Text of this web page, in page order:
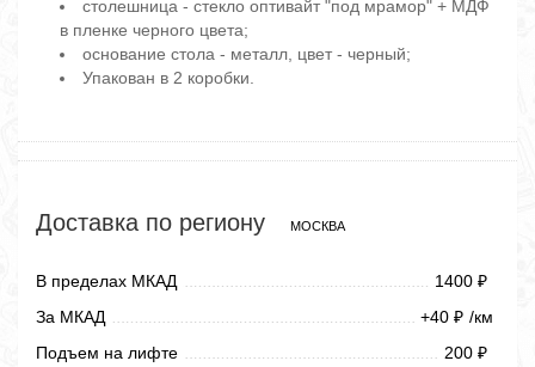
столешница - стекло оптивайт "под мрамор" + МДФ
в пленке черного цвета;
основание стола - металл, цвет - черный;
Упакован в 2 коробки.
Доставка по региону МОСКВА
В пределах МКАД 1400 ₽
За МКАД +40 ₽ /км
Подъем на лифте
200 ₽